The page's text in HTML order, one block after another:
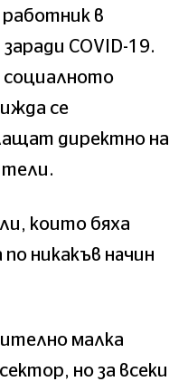
работник в
COVID-19.
социалното
се
директно на
които бяха
никакъв нaчин
малка
но за всеки